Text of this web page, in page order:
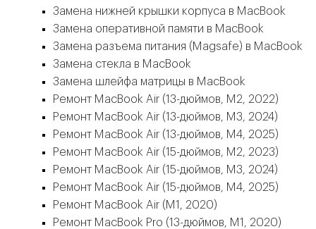
Замена нижней крышки корпуса в MacBook
Замена оперативной памяти в MacBook
Замена разъема питания (Magsafe) в MacBook
Замена стекла в MacBook
Замена шлейфа матрицы в MacBook
Ремонт MacBook Air (13-дюймов, M2, 2022)
Ремонт MacBook Air (13-дюймов, M3, 2024)
Ремонт MacBook Air (13-дюймов, M4, 2025)
Ремонт MacBook Air (15-дюймов, M2, 2023)
Ремонт MacBook Air (15-дюймов, M3, 2024)
Ремонт MacBook Air (15-дюймов, M4, 2025)
Ремонт MacBook Air (M1, 2020)
Ремонт MacBook Pro (13-дюймов, M1, 2020)